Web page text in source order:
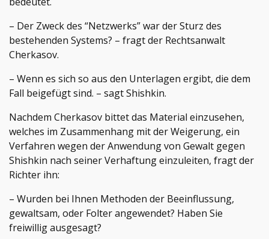
– Der Zweck des “Netzwerks” war der Sturz des
bestehenden Systems? – fragt der Rechtsanwalt
Cherkasov.
– Wenn es sich so aus den Unterlagen ergibt, die dem
Fall beigefügt sind. – sagt Shishkin.
Nachdem Cherkasov bittet das Material einzusehen,
welches im Zusammenhang mit der Weigerung, ein
Verfahren wegen der Anwendung von Gewalt gegen
Shishkin nach seiner Verhaftung einzuleiten, fragt der
Richter ihn:
– Wurden bei Ihnen Methoden der Beeinflussung,
gewaltsam, oder Folter angewendet? Haben Sie
freiwillig ausgesagt?